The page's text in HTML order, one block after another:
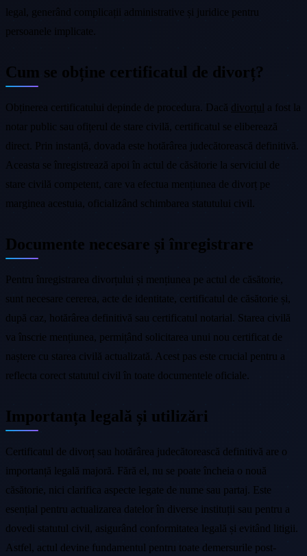
legal, generând complicații administrative și juridice pentru
persoanele implicate.
Cum se obține certificatul de divorț?
Obținerea certificatului depinde de procedura. Dacă divorțul a fost la
notar public sau ofițerul de stare civilă, certificatul se eliberează
direct. Prin instanță, dovada este hotărârea judecătorească definitivă.
Aceasta se înregistrează apoi în actul de căsătorie la serviciul de
stare civilă competent, care va efectua mențiunea de divorț pe
marginea acestuia, oficializând schimbarea statutului civil.
Documente necesare și înregistrare
Pentru înregistrarea divorțului și mențiunea pe actul de căsătorie,
sunt necesare cererea, acte de identitate, certificatul de căsătorie și,
după caz, hotărârea definitivă sau certificatul notarial. Starea civilă
va înscrie mențiunea, permițând solicitarea unui nou certificat de
naștere cu starea civilă actualizată. Acest pas este crucial pentru a
reflecta corect statutul civil în toate documentele oficiale.
Importanța legală și utilizări
Certificatul de divorț sau hotărârea judecătorească definitivă are o
importanță legală majoră. Fără el, nu se poate încheia o nouă
căsătorie, nici clarifica aspecte legate de nume sau partaj. Este
esențial pentru actualizarea datelor în diverse instituții sau pentru a
dovedi statutul civil, asigurând conformitatea legală și evitând litigii.
Astfel, actul devine fundamentul pentru toate demersurile post-